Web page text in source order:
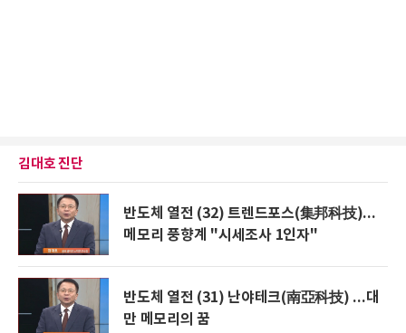
김대호 진단
반도체 열전 (32) 트렌드포스(集邦科技)...
메모리 풍향계 "시세조사 1인자"
반도체 열전 (31) 난야테크(南亞科技) ...대
만 메모리의 꿈